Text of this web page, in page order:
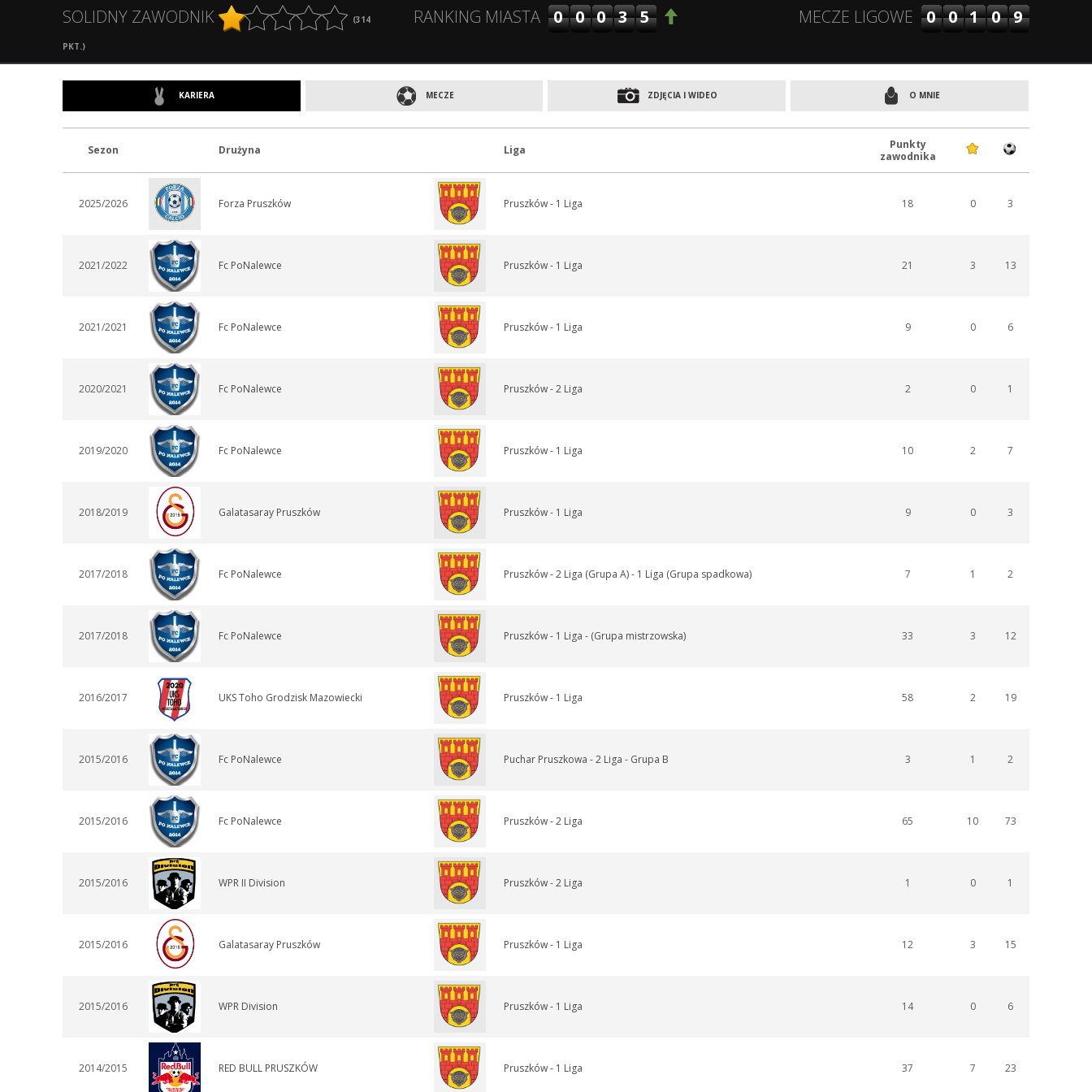
SOLIDNY ZAWODNIK (314
PKT.)
RANKING MIASTA 00035 MECZE LIGOWE 00109
KARIERA MECZE ZDJĘCIA I WIDEO O MNIE
Sezon Drużyna Liga
Punkty
zawodnika
2025/2026 Forza Pruszków Pruszków - 1 Liga 18 0 3
2021/2022 Fc PoNalewce Pruszków - 1 Liga 21 3 13
2021/2021 Fc PoNalewce Pruszków - 1 Liga 9 0 6
2020/2021 Fc PoNalewce Pruszków - 2 Liga 2 0 1
2019/2020 Fc PoNalewce Pruszków - 1 Liga 10 2 7
2018/2019 Galatasaray Pruszków Pruszków - 1 Liga 9 0 3
2017/2018 Fc PoNalewce Pruszków - 2 Liga (Grupa A) - 1 Liga (Grupa spadkowa) 7 1 2
2017/2018 Fc PoNalewce Pruszków - 1 Liga - (Grupa mistrzowska) 33 3 12
2016/2017 UKS Toho Grodzisk Mazowiecki Pruszków - 1 Liga 58 2 19
2015/2016 Fc PoNalewce Puchar Pruszkowa - 2 Liga - Grupa B 3 1 2
2015/2016 Fc PoNalewce Pruszków - 2 Liga 65 10 73
2015/2016 WPR II Division Pruszków - 2 Liga 1 0 1
2015/2016 Galatasaray Pruszków Pruszków - 1 Liga 12 3 15
2015/2016 WPR Division Pruszków - 1 Liga 14 0 6
2014/2015 RED BULL PRUSZKÓW Pruszków - 1 Liga 37 7 23